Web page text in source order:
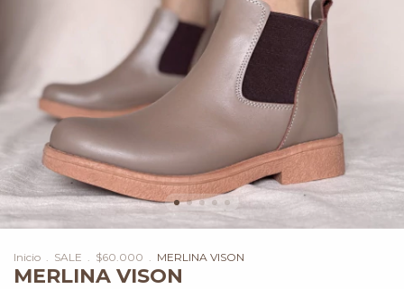
Inicio . SALE . $60.000 . MERLINA VISON
MERLINA VISON